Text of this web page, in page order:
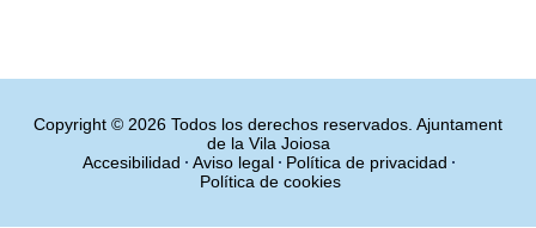
Copyright © 2026 Todos los derechos reservados. Ajuntament
de la Vila Joiosa
Accesibilidad
Aviso legal
Política de privacidad
Política de cookies